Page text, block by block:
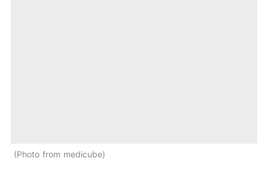
Photo from medicube